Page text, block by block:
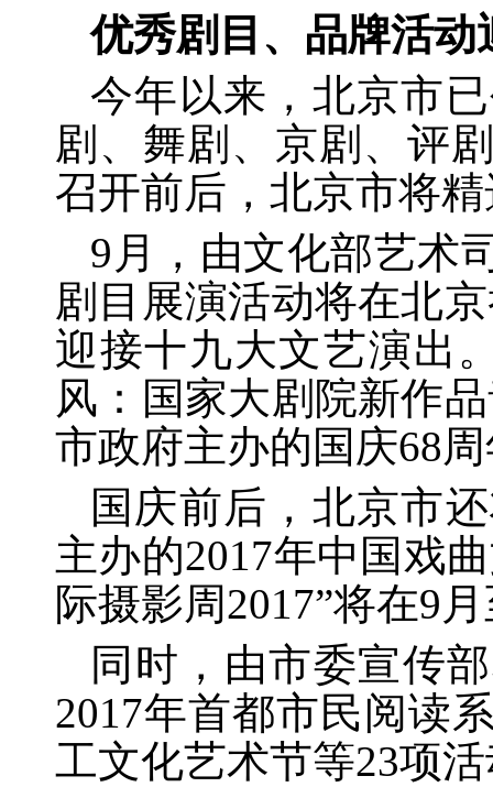
优秀剧目、品牌活动
今年以来，北京市
剧、舞剧、京剧、评
召开前后，北京市将
9月，由文化部艺术
剧目展演活动将在北
迎接十九大文艺演出
风：国家大剧院新作
市政府主办的国庆68
国庆前后，北京市
主办的2017年中国戏
际摄影周2017”将在9
同时，由市委宣传
2017年首都市民阅读
工文化艺术节等23项